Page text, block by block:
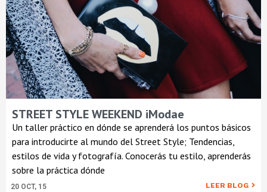
STREET STYLE WEEKEND iModae
20 OCT, 15
Un taller práctico en dónde se aprenderá los puntos básicos
para introducirte al mundo del Street Style; Tendencias,
estilos de vida y fotografía. Conocerás tu estilo, aprenderás
sobre la práctica dónde
LEER BLOG